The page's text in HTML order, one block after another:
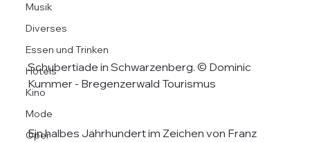
Musik
Diverses
Essen und Trinken
Hotels
Kino
Mode
Oper
Schubertiade in Schwarzenberg. © Dominic
Kummer - Bregenzerwald Tourismus
Ein halbes Jahrhundert im Zeichen von Franz